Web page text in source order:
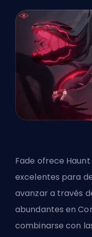
Fade ofrece
excelentes para
avanzar a través
abundantes en
combinarse con